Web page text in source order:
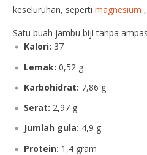
keseluruhan, sepertimagnesium
Satu buah jambu biji tanpa
Kalori: 37
Lemak: 0,52 g
Karbohidrat: 7,86 g
Serat: 2,97 g
Jumlah gula: 4,9 g
Protein: 1,4 gram